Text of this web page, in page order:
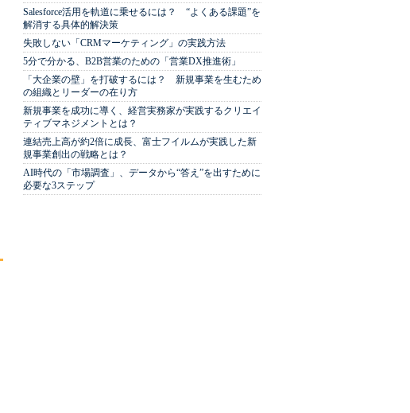
Salesforce活用を軌道に乗せるには？ “よくある課題”を
解消する具体的解決策
失敗しない「CRMマーケティング」の実践方法
5分で分かる、B2B営業のための「営業DX推進術」
「大企業の壁」を打破するには？ 新規事業を生むため
の組織とリーダーの在り方
新規事業を成功に導く、経営実務家が実践するクリエイ
ティブマネジメントとは？
連結売上高が約2倍に成長、富士フイルムが実践した新
規事業創出の戦略とは？
AI時代の「市場調査」、データから“答え”を出すために
必要な3ステップ